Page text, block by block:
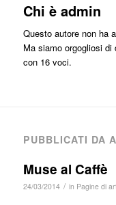
Chi è admin
Questo autore non ha
Ma siamo orgogliosi di
con 16 voci.
PUBBLICATI DA
Muse al Caffè
24/03/2014 / in Pagine di